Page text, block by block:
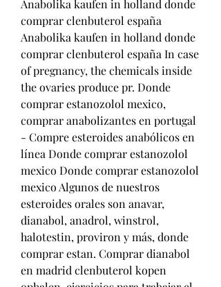
Anabolika kaufen in holland donde
comprar clenbuterol españa
Anabolika kaufen in holland donde
comprar clenbuterol españa In case
of pregnancy, the chemicals inside
the ovaries produce pr. Donde
comprar estanozolol mexico,
comprar anabolizantes en portugal
- Compre esteroides anabólicos en
línea Donde comprar estanozolol
mexico Donde comprar estanozolol
mexico Algunos de nuestros
esteroides orales son anavar,
dianabol, anadrol, winstrol,
halotestin, proviron y más, donde
comprar estan. Comprar dianabol
en madrid clenbuterol kopen